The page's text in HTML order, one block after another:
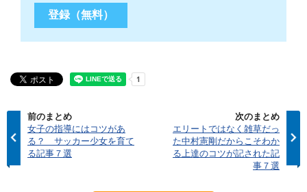
前のまとめ
女子の指導にはコツがあ
る？ サッカー少女を育て
る記事７選
次のまとめ
エリートではなく雑草だっ
た中村憲剛だからこそわか
る上達のコツが記された記
事７選